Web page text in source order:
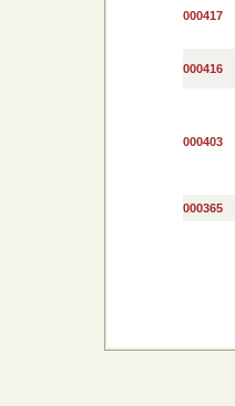
000417
000416
000403
000365